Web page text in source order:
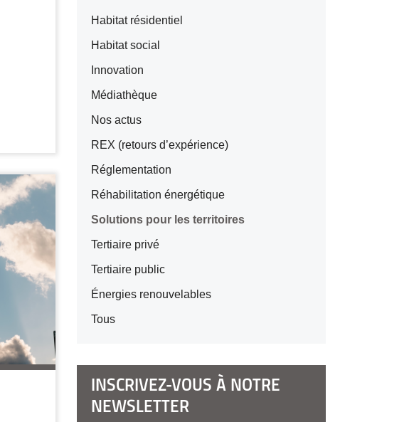
Habitat résidentiel
Habitat social
Innovation
Médiathèque
Nos actus
REX (retours d’expérience)
Réglementation
Réhabilitation énergétique
Solutions pour les territoires
Tertiaire privé
Tertiaire public
Énergies renouvelables
Tous
INSCRIVEZ-VOUS À NOTRE
NEWSLETTER